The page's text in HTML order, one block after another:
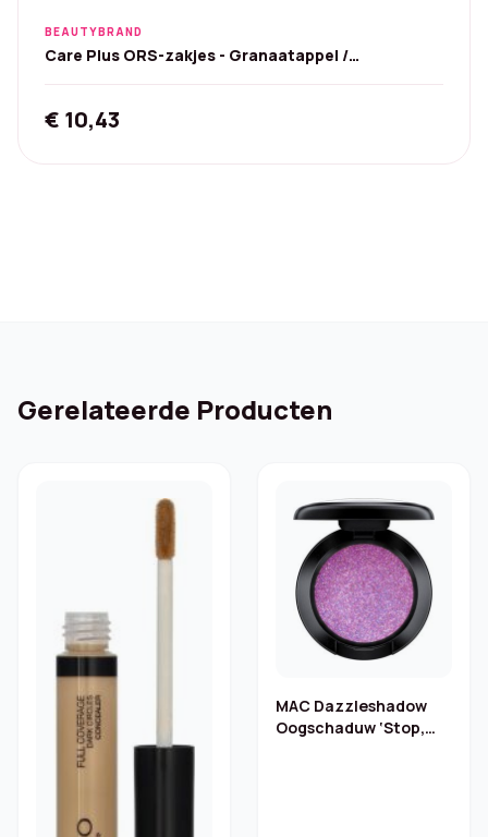
BEAUTYBRAND
Care Plus ORS-zakjes - Granaatappel /
€ 10,43
Gerelateerde Producten
MAC Dazzleshadow
Oogschaduw ‘Stop,